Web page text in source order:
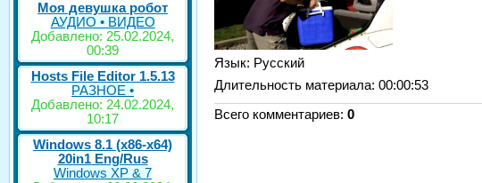
Моя девушка робот
АУДИО • ВИДЕО
Добавлено: 25.02.2024,
00:39
Hosts File Editor 1.5.13
РАЗНОЕ •
Добавлено: 24.02.2024,
10:17
Windows 8.1 (x86-x64)
20in1 Eng/Rus
Windows XP & 7
Язык: Русский
Длительность материала: 00:00:53
Всего комментариев: 0